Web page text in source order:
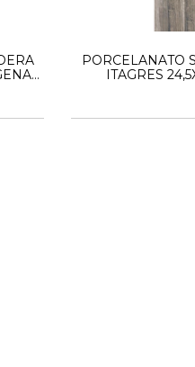
PORCELANATO
ITAGRES